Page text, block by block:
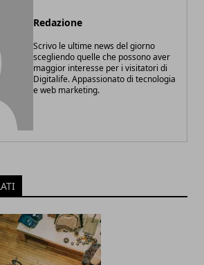
Redazione
Scrivo le ultime news del giorno
scegliendo quelle che possono aver
maggior interesse per i visitatori di
Digitalife. Appassionato di tecnologia
e web marketing.